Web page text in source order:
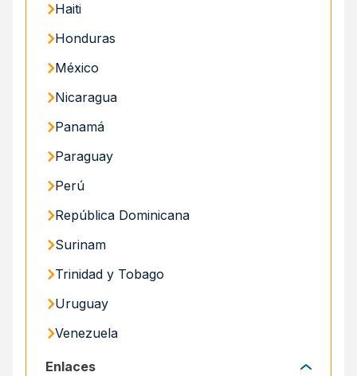
Haiti
Honduras
México
Nicaragua
Panamá
Paraguay
Perú
República Dominicana
Surinam
Trinidad y Tobago
Uruguay
Venezuela
Enlaces